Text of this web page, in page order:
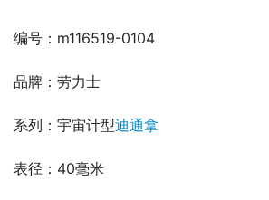
编号：m116519-0104
品牌：劳力士
系列：宇宙计型迪通拿
表径：40毫米